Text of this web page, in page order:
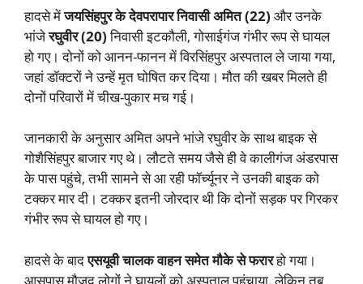
हादसे मेंजयसिंहपुर के देवपरापार निवासी अमित (22) और उनके
भांजेरघुवीर (20)निवासी इटकौली, गोसाईगंज गंभीर रूप से घायल
हो गए। दोनों को आनन-फानन में विरसिंहपुर अस्पताल ले जाया गया,
जहां डॉक्टरों ने उन्हें मृत घोषित कर दिया। मौत की खबर मिलते ही
दोनों परिवारों में चीख-पुकार मच गई।
जानकारी के अनुसार अमित अपने भांजे रघुवीर के साथ बाइक से
गोशैसिंहपुर बाजार गए थे। लौटते समय जैसे ही वे कालीगंज अंडरपास
के पास पहुंचे, तभी सामने से आ रही फॉर्च्यूनर ने उनकी बाइक को
टक्कर मार दी। टक्कर इतनी जोरदार थी कि दोनों सड़क पर गिरकर
गंभीर रूप से घायल हो गए।
हादसे के बादएसयूवी चालक वाहन समेत मौके से फरारहो गया।
आसपास मौजूद लोगों ने घायलों को अस्पताल पहुंचाया, लेकिन तब